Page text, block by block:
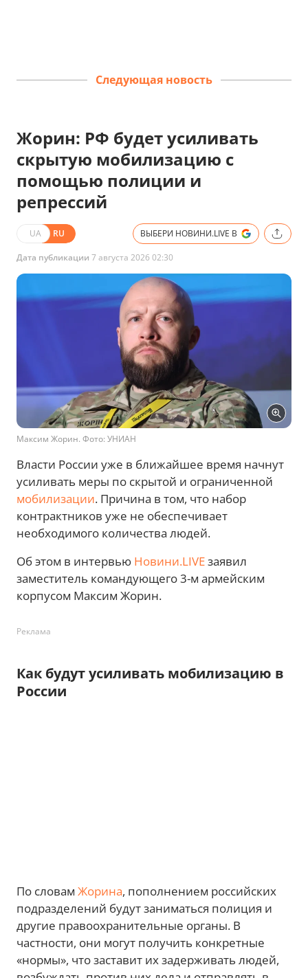
Следующая новость
Жорин: РФ будет усиливать
скрытую мобилизацию с
помощью полиции и
репрессий
UA RU ВЫБЕРИ НОВИНИ.LIVE В
Дата публикации 7 августа 2026 02:30
Максим Жорин. Фото: УНИАН
Власти России уже в ближайшее время начнут
усиливать меры по скрытой и ограниченной
мобилизации. Причина в том, что набор
контрактников уже не обеспечивает
необходимого количества людей.
Об этом в интервью Новини.LIVEзаявил
заместитель командующего 3-м армейским
корпусом Максим Жорин.
Реклама
Как будут усиливать мобилизацию в
России
По словам Жорина, пополнением российских
подразделений будут заниматься полиция и
другие правоохранительные органы. В
частности, они могут получить конкретные
«нормы», что заставит их задерживать людей,